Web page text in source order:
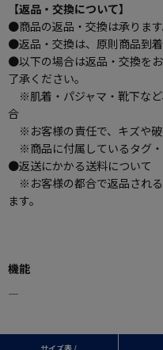
【返品・交換について】
●商品の返品・交換は承りま
●返品・交換は、原則商品到
●以下の場合は返品・交換を
了承ください。
※肌着・パジャマ・靴下な
合
※お客様の責任で、キズや
※商品に付属しているタグ
●返送にかかる送料について
※お客様の都合で返品され
ます。
機能
―